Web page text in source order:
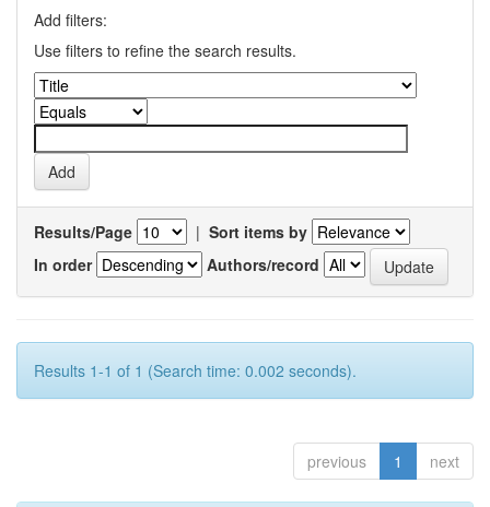
Add filters:
Use filters to refine the search results.
Results/Page | Sort items by
In order
Authors/record
Results 1-1 of 1 (Search time: 0.002 seconds).
previous 1 next